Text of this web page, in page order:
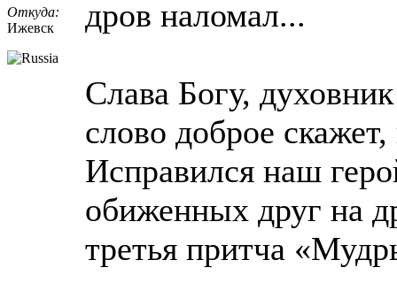
Откуда:
Ижевск
дров наломал...
Слава Богу,
слово доброе
Исправился наш
обиженных друг на
третья притча